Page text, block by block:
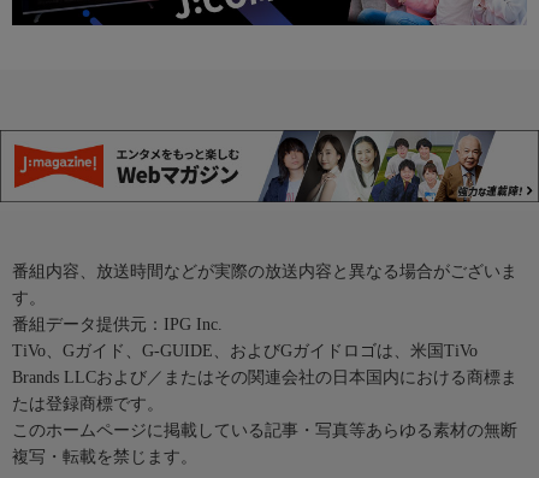
番組内容、放送時間などが実際の放送内容と異なる場合がございま
す。
番組データ提供元：IPG Inc.
TiVo、Gガイド、G-GUIDE、およびGガイドロゴは、米国TiVo
Brands LLCおよび／またはその関連会社の日本国内における商標ま
たは登録商標です。
このホームページに掲載している記事・写真等あらゆる素材の無断
複写・転載を禁じます。